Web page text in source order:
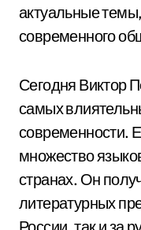
актуальные
современного
Сегодня Виктор
самых
современности.
множество
странах. Он
литературных